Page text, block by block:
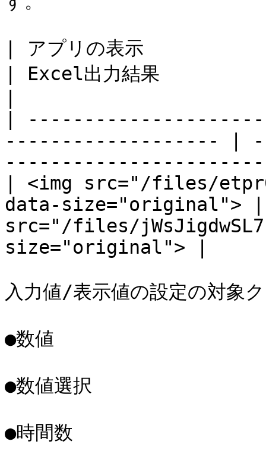
| アプリの表示
| Excel出力結果
|
------------------- |
| <img src="/files/
data-size="original"> |
src="/files/
size="original"> |
入力値/表示値の設定の対象
●数値
●数値選択
●時間数